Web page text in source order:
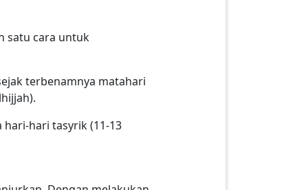
satu cara untuk
terbenamnya matahari
hari tasyrik (11-13